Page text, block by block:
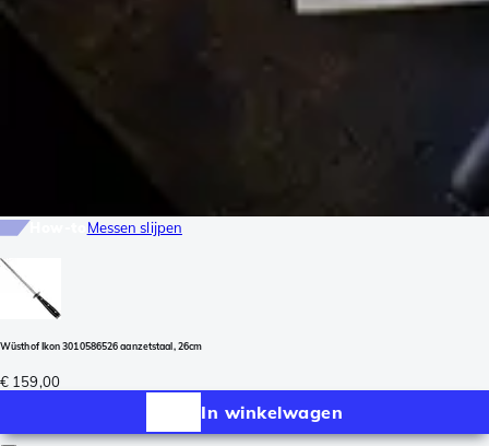
Messen slijpen
Wüsthof Ikon 3010586526 aanzetstaal, 26cm
€ 159,00
In winkelwagen